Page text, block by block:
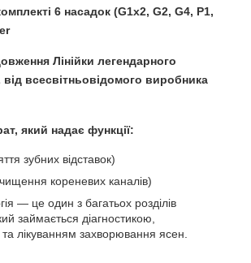
6 насадок (G1x2, G2, G4, P1,
Лінійки легендарного
всесвітньовідомого виробника
який надає функції:
зубних відставок)
кореневих каналів)
— це один з багатьох розділів
займається діагностикою,
лікуванням захворювання ясен.